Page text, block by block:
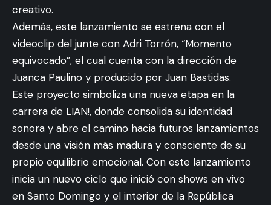
creativo.
Además, este lanzamiento se estrena con el
videoclip del junte con Adri Torrón, “Momento
equivocado”, el cual cuenta con la dirección de
Juanca Paulino y producido por Juan Bastidas.
Este proyecto simboliza una nueva etapa en la
carrera de LIAN!, donde consolida su identidad
sonora y abre el camino hacia futuros lanzamientos
desde una visión más madura y consciente de su
propio equilibrio emocional. Con este lanzamiento
inicia un nuevo ciclo que inició con shows en vivo
en Santo Domingo y el interior de la República